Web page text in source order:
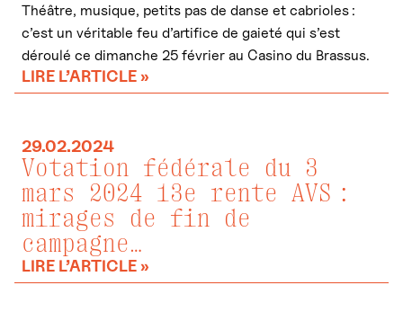
Théâtre, musique, petits pas de danse et cabrioles :
c’est un véritable feu d’artifice de gaieté qui s’est
déroulé ce dimanche 25 février au Casino du Brassus.
LIRE L’ARTICLE »
29.02.2024
Votation fédérale du 3
mars 2024 13e rente AVS :
mirages de fin de
campagne…
LIRE L’ARTICLE »